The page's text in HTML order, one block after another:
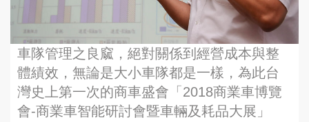
車隊管理之良窳，絕對關係到經營成本與整
體績效，無論是大小車隊都是一樣，為此台
灣史上第一次的商車盛會「2018商業車博覽
會-商業車智能研討會暨車輛及耗品大展」